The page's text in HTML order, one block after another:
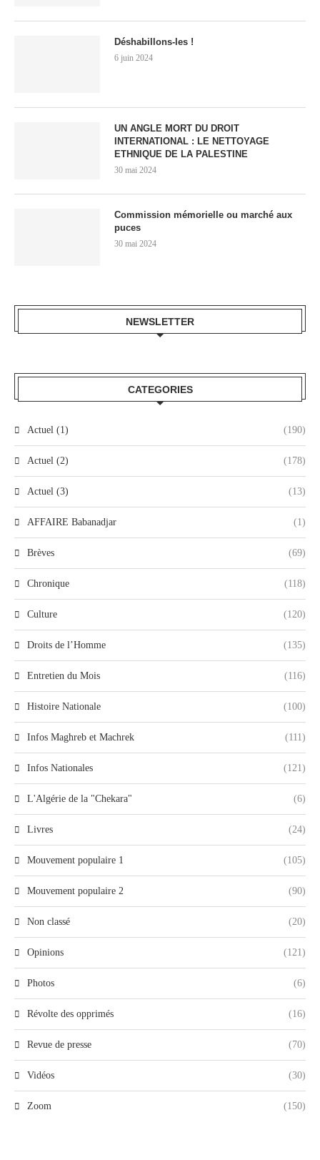
Déshabillons-les !
6 juin 2024
UN ANGLE MORT DU DROIT
INTERNATIONAL : LE NETTOYAGE
ETHNIQUE DE LA PALESTINE
30 mai 2024
Commission mémorielle ou marché aux
puces
30 mai 2024
NEWSLETTER
CATEGORIES
Actuel (1) (190)
Actuel (2) (178)
Actuel (3) (13)
AFFAIRE Babanadjar (1)
Brèves (69)
Chronique (118)
Culture (120)
Droits de l’Homme (135)
Entretien du Mois (116)
Histoire Nationale (100)
Infos Maghreb et Machrek (111)
Infos Nationales (121)
L'Algérie de la "Chekara" (6)
Livres (24)
Mouvement populaire 1 (105)
Mouvement populaire 2 (90)
Non classé (20)
Opinions (121)
Photos (6)
Révolte des opprimés (16)
Revue de presse (70)
Vidéos (30)
Zoom (150)